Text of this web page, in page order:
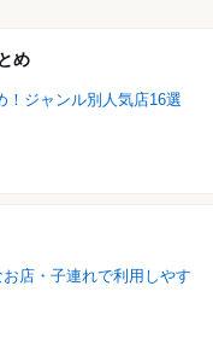
め
！ジャンル別人気店16選
店・子連れで利用しやす